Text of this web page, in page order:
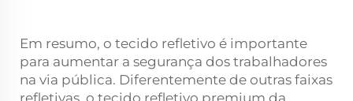
Em resumo, o tecido refletivo é importante
para aumentar a segurança dos trabalhadores
na via pública. Diferentemente de outras faixas
refletivas, o tecido refletivo premium da